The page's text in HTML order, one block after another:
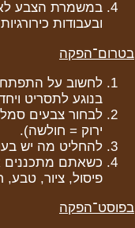
במשמרת הצבע לא
ובעבודות
בטרום־הפקה
לחשוב על
בנוגע לתסריט
לבחור צבעים
ירוק = חולשה).
להחליט מה יש
כשאתם מתכננים
פיסול, ציור,
בפוסט־הפקה